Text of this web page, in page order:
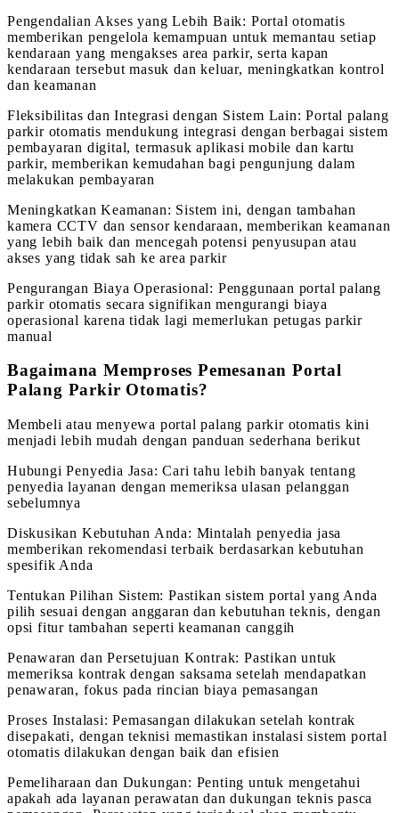
Pengendalian Akses yang Lebih Baik: Portal otomatis
memberikan pengelola kemampuan untuk memantau setiap
kendaraan yang mengakses area parkir, serta kapan
kendaraan tersebut masuk dan keluar, meningkatkan kontrol
dan keamanan
Fleksibilitas dan Integrasi dengan Sistem Lain: Portal palang
parkir otomatis mendukung integrasi dengan berbagai sistem
pembayaran digital, termasuk aplikasi mobile dan kartu
parkir, memberikan kemudahan bagi pengunjung dalam
melakukan pembayaran
Meningkatkan Keamanan: Sistem ini, dengan tambahan
kamera CCTV dan sensor kendaraan, memberikan keamanan
yang lebih baik dan mencegah potensi penyusupan atau
akses yang tidak sah ke area parkir
Pengurangan Biaya Operasional: Penggunaan portal palang
parkir otomatis secara signifikan mengurangi biaya
operasional karena tidak lagi memerlukan petugas parkir
manual
Bagaimana Memproses Pemesanan Portal
Palang Parkir Otomatis?
Membeli atau menyewa portal palang parkir otomatis kini
menjadi lebih mudah dengan panduan sederhana berikut
Hubungi Penyedia Jasa: Cari tahu lebih banyak tentang
penyedia layanan dengan memeriksa ulasan pelanggan
sebelumnya
Diskusikan Kebutuhan Anda: Mintalah penyedia jasa
memberikan rekomendasi terbaik berdasarkan kebutuhan
spesifik Anda
Tentukan Pilihan Sistem: Pastikan sistem portal yang Anda
pilih sesuai dengan anggaran dan kebutuhan teknis, dengan
opsi fitur tambahan seperti keamanan canggih
Penawaran dan Persetujuan Kontrak: Pastikan untuk
memeriksa kontrak dengan saksama setelah mendapatkan
penawaran, fokus pada rincian biaya pemasangan
Proses Instalasi: Pemasangan dilakukan setelah kontrak
disepakati, dengan teknisi memastikan instalasi sistem portal
otomatis dilakukan dengan baik dan efisien
Pemeliharaan dan Dukungan: Penting untuk mengetahui
apakah ada layanan perawatan dan dukungan teknis pasca